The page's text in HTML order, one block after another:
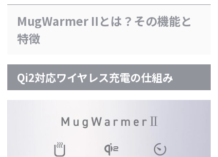
MugWarmer IIとは？その機能と
特徴
Qi2対応ワイヤレス充電の仕組み